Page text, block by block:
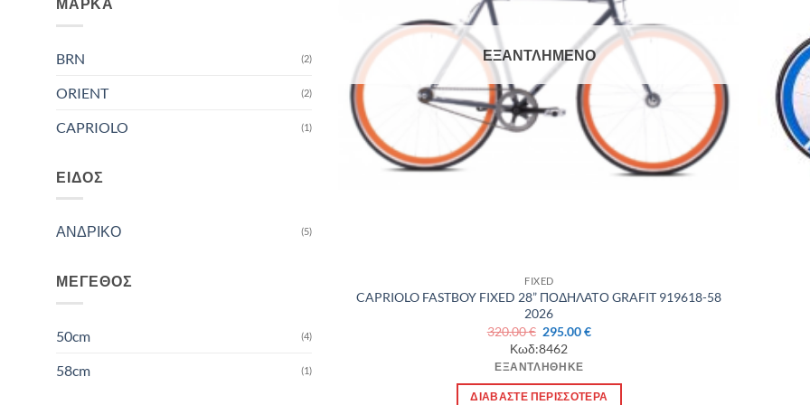
ΜΆΡΚΑ
BRN (2)
ORIENT (2)
CAPRIOLO (1)
ΕΊΔΟΣ
ΑΝΔΡΙΚΟ (5)
ΜΈΓΕΘΟΣ
50cm (4)
58cm (1)
ΕΞΑΝΤΛΗΜΈΝΟ
FIXED
CAPRIOLO FASTBOY FIXED 28” ΠΟΔΗΛΑΤΟ GRAFIT 919618-58
2026
320.00€ Original
price
was:
320.00 €.
295.00€Η
295.00 €.
Κωδ:8462
ΕΞΑΝΤΛΉΘΗΚΕ
ΔΙΑΒΆΣΤΕ ΠΕΡΙΣΣΌΤΕΡΑ